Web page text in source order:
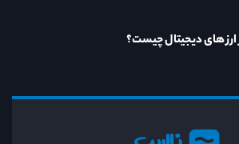
ارز های دیجیتال چیست؟